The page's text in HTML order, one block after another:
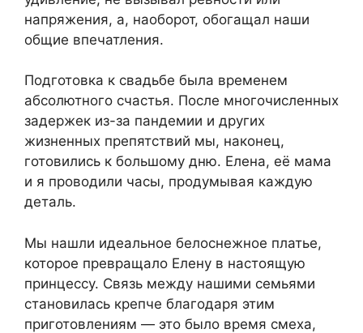
напряжения, а, наоборот, обогащал наши
общие впечатления.
Подготовка к свадьбе была временем
абсолютного счастья. После многочисленных
задержек из-за пандемии и других
жизненных препятствий мы, наконец,
готовились к большому дню. Елена, её мама
и я проводили часы, продумывая каждую
деталь.
Мы нашли идеальное белоснежное платье,
которое превращало Елену в настоящую
принцессу. Связь между нашими семьями
становилась крепче благодаря этим
приготовлениям — это было время смеха,